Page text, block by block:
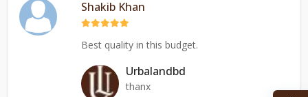
Shakib Khan
Best quality in this budget.
Urbalandbd
thanx